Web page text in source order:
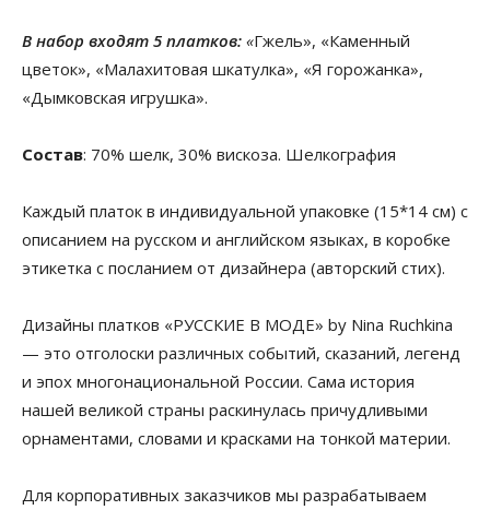
В набор входят 5 платков: «Гжель», «Каменный
цветок», «Малахитовая шкатулка», «Я горожанка»,
«Дымковская игрушка».
Состав: 70% шелк, 30% вискоза. Шелкография
Каждый платок в индивидуальной упаковке (15*14 см) с
описанием на русском и английском языках, в коробке
этикетка с посланием от дизайнера (авторский стих).
Дизайны платков «РУССКИЕ В МОДЕ» by Nina Ruchkina
— это отголоски различных событий, сказаний, легенд
и эпох многонациональной России. Сама история
нашей великой страны раскинулась причудливыми
орнаментами, словами и красками на тонкой материи.
Для корпоративных заказчиков мы разрабатываем